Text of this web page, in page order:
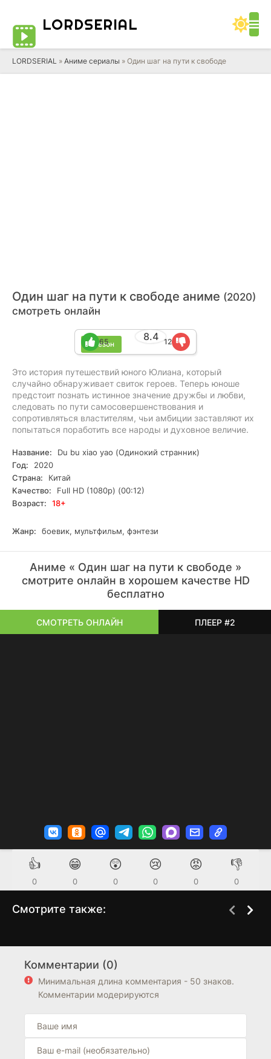
LORDSERIAL
LORDSERIAL » Аниме сериалы » Один шаг на пути к свободе
Один шаг на пути к свободе аниме (2020)
смотреть онлайн
1 сезон
8.4
65 12
Это история путешествий юного Юлиана, который
случайно обнаруживает свиток героев. Теперь юноше
предстоит познать истинное значение дружбы и любви,
следовать по пути самосовершенствования и
сопротивляться властителям, чьи амбиции заставляют их
попытаться поработить все народы и духовное величие.
Название:
Du bu xiao yao (Одинокий странник)
Год:
2020
Страна:
Китай
Качество:
Full HD (1080p) (00:12)
Возраст:
18+
Жанр: боевик, мультфильм, фэнтези
Аниме « Один шаг на пути к свободе »
смотрите онлайн в хорошем качестве HD
бесплатно
СМОТРЕТЬ ОНЛАЙН ПЛЕЕР #2
👍
0
😁
0
😲
0
😢
0
😡
0
👎
0
Смотрите также:
6.1 0 7.9
Комментарии (0)
Минимальная длина комментария - 50 знаков.
Комментарии модерируются